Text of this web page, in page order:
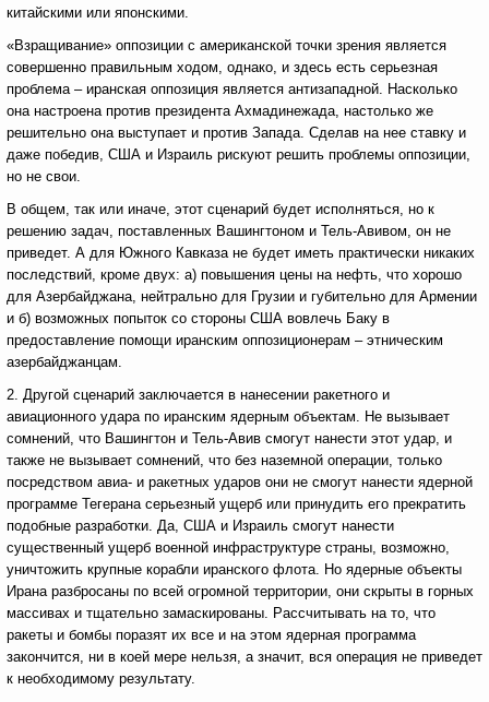
китайскими или японскими.
«Взращивание» оппозиции с американской точки зрения является
совершенно правильным ходом, однако, и здесь есть серьезная
проблема – иранская оппозиция является антизападной. Насколько
она настроена против президента Ахмадинежада, настолько же
решительно она выступает и против Запада. Сделав на нее ставку и
даже победив, США и Израиль рискуют решить проблемы оппозиции,
но не свои.
В общем, так или иначе, этот сценарий будет исполняться, но к
решению задач, поставленных Вашингтоном и Тель-Авивом, он не
приведет. А для Южного Кавказа не будет иметь практически никаких
последствий, кроме двух: а) повышения цены на нефть, что хорошо
для Азербайджана, нейтрально для Грузии и губительно для Армении
и б) возможных попыток со стороны США вовлечь Баку в
предоставление помощи иранским оппозиционерам – этническим
азербайджанцам.
2. Другой сценарий заключается в нанесении ракетного и
авиационного удара по иранским ядерным объектам. Не вызывает
сомнений, что Вашингтон и Тель-Авив смогут нанести этот удар, и
также не вызывает сомнений, что без наземной операции, только
посредством авиа- и ракетных ударов они не смогут нанести ядерной
программе Тегерана серьезный ущерб или принудить его прекратить
подобные разработки. Да, США и Израиль смогут нанести
существенный ущерб военной инфраструктуре страны, возможно,
уничтожить крупные корабли иранского флота. Но ядерные объекты
Ирана разбросаны по всей огромной территории, они скрыты в горных
массивах и тщательно замаскированы. Рассчитывать на то, что
ракеты и бомбы поразят их все и на этом ядерная программа
закончится, ни в коей мере нельзя, а значит, вся операция не приведет
к необходимому результату.